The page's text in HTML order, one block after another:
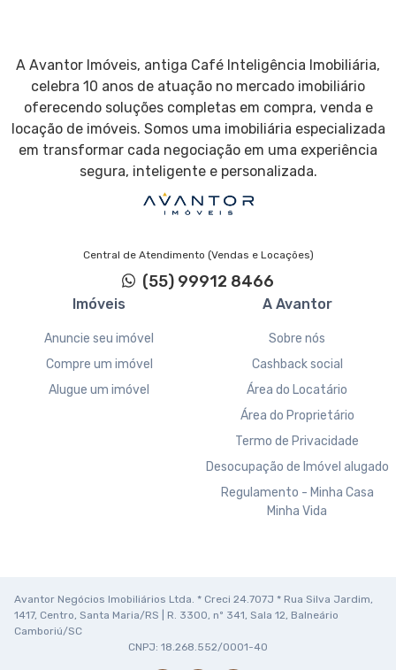
A Avantor Imóveis, antiga Café Inteligência Imobiliária,
celebra 10 anos de atuação no mercado imobiliário
oferecendo soluções completas em compra, venda e
locação de imóveis. Somos uma imobiliária especializada
em transformar cada negociação em uma experiência
segura, inteligente e personalizada.
Central de Atendimento (Vendas e Locações)
(55) 99912 8466
Imóveis
Anuncie seu imóvel
Compre um imóvel
Alugue um imóvel
A Avantor
Sobre nós
Cashback social
Área do Locatário
Área do Proprietário
Termo de Privacidade
Desocupação de Imóvel alugado
Regulamento - Minha Casa
Minha Vida
Avantor Negócios Imobiliários Ltda. * Creci 24.707J * Rua Silva Jardim,
1417, Centro, Santa Maria/RS | R. 3300, nº 341, Sala 12, Balneário
Camboriú/SC
CNPJ: 18.268.552/0001-40